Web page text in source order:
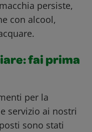
persiste,
con alcool,
fai prima
per la
servizio ai nostri
sono stati